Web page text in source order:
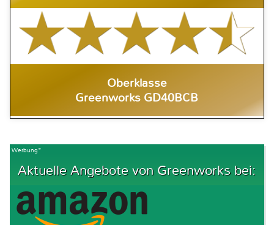
Oberklasse
Greenworks GD40BCB
Werbung*
Aktuelle Angebote von Greenworks bei: